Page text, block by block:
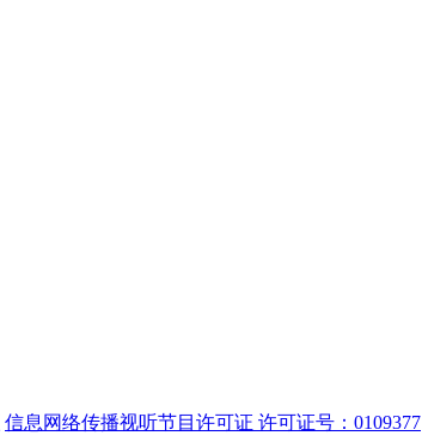
信息网络传播视听节目许可证 许可证号：0109377